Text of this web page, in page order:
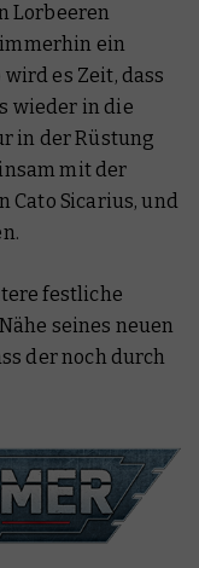
Lorbeeren
ein
es Zeit, dass
wieder in die
in der Rüstung
mit der
Cato Sicarius, und
festliche
seines neuen
der noch durch